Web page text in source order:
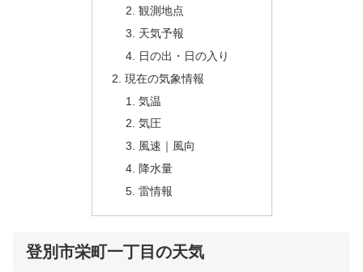
観測地点
天気予報
日の出・日の入り
現在の気象情報
気温
気圧
風速｜風向
降水量
雷情報
登別市栄町一丁目の天気